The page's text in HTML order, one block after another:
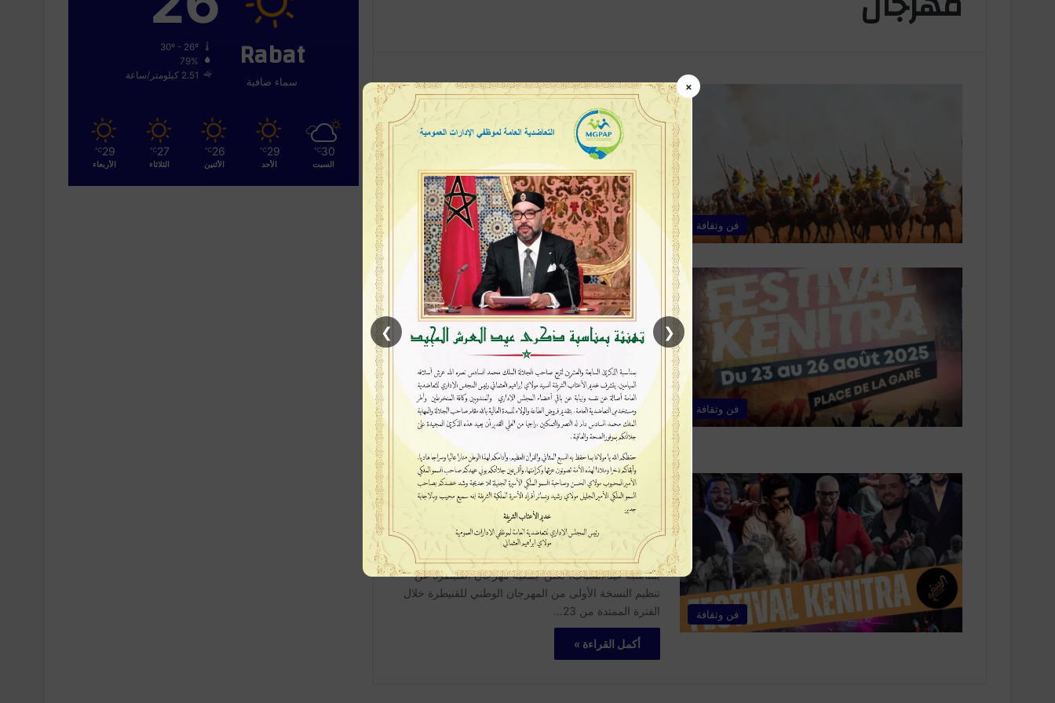
فن وثقافة
0
35
انطلاق عروض التبوريدة في النسخة
الأولى لمهرجان القنيطرة
انطلقت، مساء يوم الجمعة 22 غشت الجاري، بمدينة
القنيطرة، فعاليات عروض التبوريدة ضمن النسخة الأولى
من المهرجان الوطني للقنيطرة، بحضور…
أكمل القراءة »
فن وثقافة
0
22
لأول مرة في القنيطرة.. إدارة مهرجان
تبدع في تنظيم حدث ثقافي كبير
بأسلوب احترافي ومحكم
تشهد مدينة القنيطرة استعدادات مكثفة لاستضافة النسخة
الأولى من المهرجان الثقافي والسياحي للقنيطرة، الذي
يُقام خلال الفترة الممتدة من 23…
أكمل القراءة »
فن وثقافة
0
لأول مرة في القنيطرة: مهرجان وطني
يحتفي بالإبداع والتنوع بمشاركة نجوم
الفن والرياضة
بمناسبة عيد الشباب، تعلن جمعية مهرجان القنيطرة عن
تنظيم النسخة الأولى من المهرجان الوطني للقنيطرة خلال
الفترة الممتدة من 23…
أكمل القراءة »
Rabat
سماء صافية
79%
2.51 كيلومتر/ساعة
30
℃
السبت
29
℃
الأحد
26
℃
الأثنين
27
℃
الثلاثاء
29
℃
الأربعاء
×
❮
❯